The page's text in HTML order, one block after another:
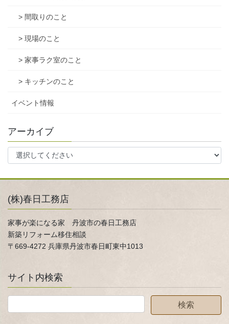
> 間取りのこと
> 現場のこと
> 家事ラク室のこと
> キッチンのこと
イベント情報
アーカイブ
(株)春日工務店
家事が楽になる家 丹波市の春日工務店
新築リフォーム移住相談
〒669-4272 兵庫県丹波市春日町東中1013
サイト内検索